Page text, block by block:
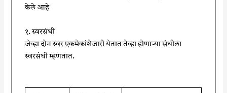
केले आहे
१. स्वरसंधी
जेव्हा दोन स्वर एकमेकांशेजारी येतात तेव्हा होणाऱ्या संधीला
स्वरसंधी म्हणतात.